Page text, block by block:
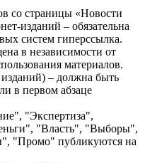
со страницы «Новости
изданий – обязательна
систем гиперссылка.
в независимости от
материалов.
– должна быть
в первом абзаце
"Экспертиза",
"Власть", "Выборы",
"Промо" публикуются на